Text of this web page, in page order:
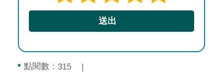
點閱數： 315